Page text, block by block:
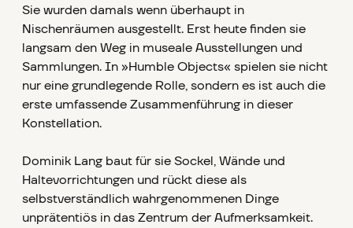
Sie wurden damals wenn überhaupt in
Nischenräumen ausgestellt. Erst heute finden sie
langsam den Weg in museale Ausstellungen und
Sammlungen. In »Humble Objects« spielen sie nicht
nur eine grundlegende Rolle, sondern es ist auch die
erste umfassende Zusammenführung in dieser
Konstellation.
Dominik Lang baut für sie Sockel, Wände und
Haltevorrichtungen und rückt diese als
selbstverständlich wahrgenommenen Dinge
unprätentiös in das Zentrum der Aufmerksamkeit.